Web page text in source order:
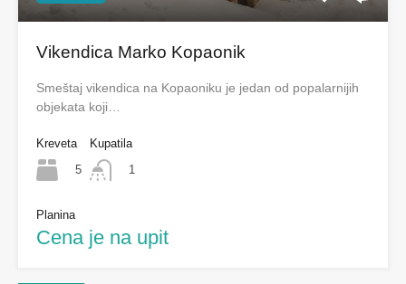
Vikendica Marko Kopaonik
Smeštaj vikendica na Kopaoniku je jedan od popalarnijih
objekata koji…
Kreveta
5
Kupatila
1
Planina
Cena je na upit